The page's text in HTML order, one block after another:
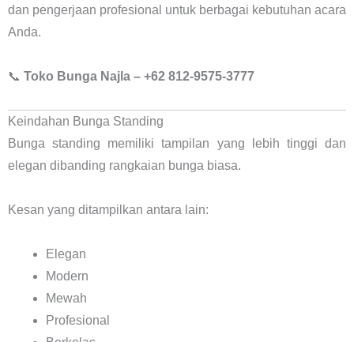
dan pengerjaan profesional untuk berbagai kebutuhan acara
Anda.
📞 Toko Bunga Najla – +62 812-9575-3777
Keindahan Bunga Standing
Bunga standing memiliki tampilan yang lebih tinggi dan
elegan dibanding rangkaian bunga biasa.
Kesan yang ditampilkan antara lain:
Elegan
Modern
Mewah
Profesional